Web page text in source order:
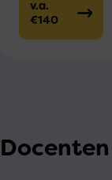
v.a.
€140
Docenten